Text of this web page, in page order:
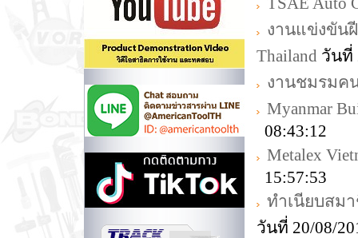
งานแข่งขัน
Thailand วันที่
งานชมรมค
Myanmar
08:43:12
Metalex
15:57:53
ทำเนียบสม
วันที่ 20/08/